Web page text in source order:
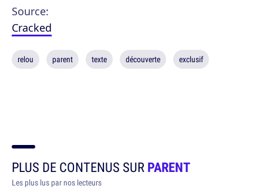
Source:
Cracked
relou parent texte découverte exclusif
PLUS DE CONTENUS SURPARENT
Les plus lus par nos lecteurs